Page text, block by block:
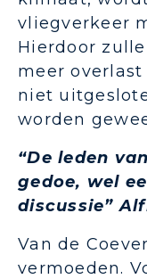
vliegverkeer
Hierdoor
meer
niet
worden
“De leden
gedoe, wel
discussie”
Van de
vermoeden.